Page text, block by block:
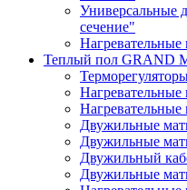
Универсальные
сечение"
Нагревательные
Теплый пол GRAND
Двужильные
Двужильные
Двужильный
Двужильные